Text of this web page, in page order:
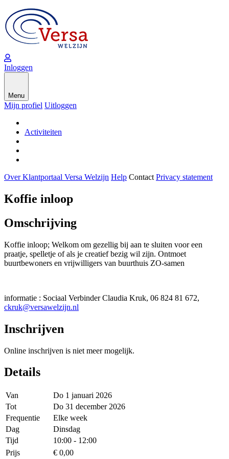
Inloggen
Menu
Mijn profiel Uitloggen
Activiteiten
Over Klantportaal Versa Welzijn Help Contact Privacy statement
Koffie inloop
Omschrijving
Koffie inloop; Welkom om gezellig bij aan te sluiten voor een
praatje, spelletje of als je creatief bezig wil zijn. Ontmoet
buurtbewoners en vrijwilligers van buurthuis ZO-samen
informatie : Sociaal Verbinder Claudia Kruk, 06 824 81 672,
ckruk@versawelzijn.nl
Inschrijven
Online inschrijven is niet meer mogelijk.
Details
Van
Do 1 januari 2026
Tot
Do 31 december 2026
Frequentie
Elke week
Dag
Dinsdag
Tijd
10:00 - 12:00
Prijs
€ 0,00